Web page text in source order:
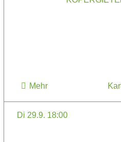
Mehr
Di 29.9. 18:00